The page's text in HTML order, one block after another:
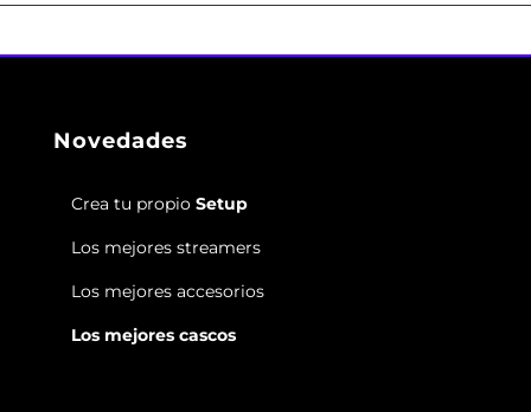
Novedades
Crea tu propio Setup
Los mejores streamers
Los mejores accesorios
Los mejores cascos